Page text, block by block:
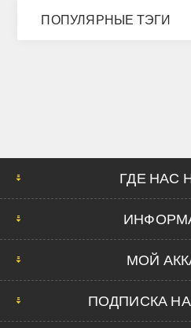
ПОПУЛЯРНЫЕ ТЭГИ
ГДЕ НАС
МОЙ
ПОДПИСКА